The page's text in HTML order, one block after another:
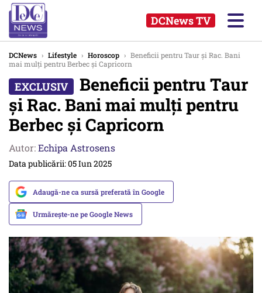
DCNews TV
DCNews › Lifestyle › Horoscop › Beneficii pentru Taur și Rac. Bani
mai mulți pentru Berbec și Capricorn
Beneficii pentru Taur
și Rac. Bani mai mulți pentru
Berbec și Capricorn
Autor:Echipa Astrosens
Data publicării: 05 Iun 2025
Adaugă-ne ca sursă preferată în Google
Urmărește-ne pe Google News